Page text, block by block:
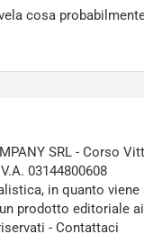
cosa
SRL - Corso
03144800608
in quanto
prodotto editoriale
- Contattaci